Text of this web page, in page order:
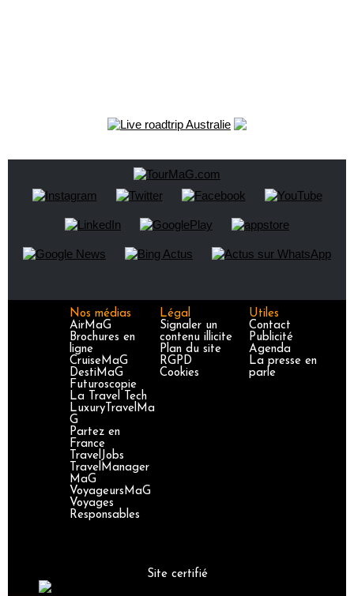
Nos médias
AirMaG
Brochures en
ligne
CruiseMaG
DestiMaG
Futuroscopie
La Travel Tech
LuxuryTravelMa
G
Partez en
France
TravelJobs
TravelManager
MaG
VoyageursMaG
Voyages
Responsables
Légal
Signaler un
contenu illicite
Plan du site
RGPD
Cookies
Utiles
Contact
Publicité
Agenda
La presse en
parle
Site certifié